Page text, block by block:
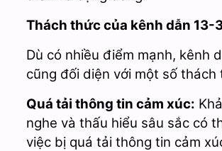
Thách thức của kênh dẫn 13-
Dù có nhiều điểm mạnh, kênh
cũng đối diện với một số thách
Quá tải thông tin cảm xúc:
nghe và thấu hiểu sâu sắc có
việc bị quá tải thông tin cảm